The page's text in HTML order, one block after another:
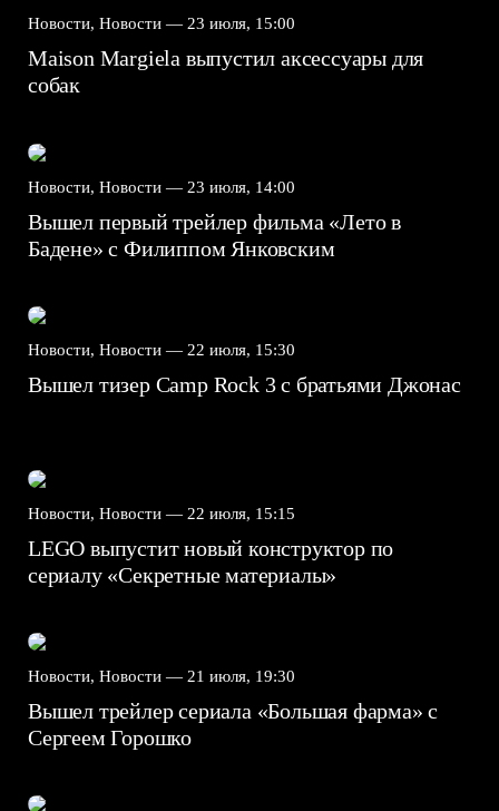
Новости, Новости — 23 июля, 15:00
Maison Margiela выпустил аксессуары для
собак
Новости, Новости — 23 июля, 14:00
Вышел первый трейлер фильма «Лето в
Бадене» с Филиппом Янковским
Новости, Новости — 22 июля, 15:30
Вышел тизер Camp Rock 3 с братьями Джонас
Новости, Новости — 22 июля, 15:15
LEGO выпустит новый конструктор по
сериалу «Секретные материалы»
Новости, Новости — 21 июля, 19:30
Вышел трейлер сериала «Большая фарма» с
Сергеем Горошко